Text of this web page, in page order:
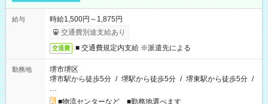
給与
時給1,500円～1,875円
交通費別途支給あり
交通費 ■ 交通費規定内支給 ※派遣先による
勤務地
堺市堺区
堺市駅から徒歩5分 / 堺駅から徒歩5分 / 堺東駅から徒歩5分 /
…
■物流センターなど ■勤務地選べます